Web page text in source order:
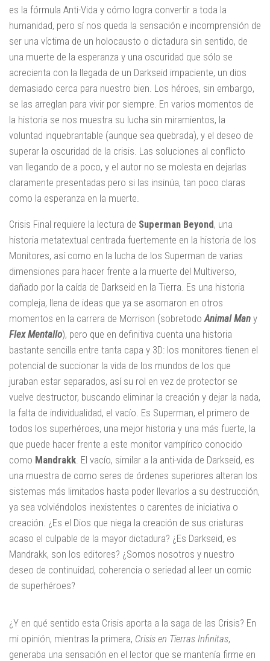
es la fórmula Anti-Vida y cómo logra convertir a toda la
humanidad, pero sí nos queda la sensación e incomprensión de
ser una víctima de un holocausto o dictadura sin sentido, de
una muerte de la esperanza y una oscuridad que sólo se
acrecienta con la llegada de un Darkseid impaciente, un dios
demasiado cerca para nuestro bien. Los héroes, sin embargo,
se las arreglan para vivir por siempre. En varios momentos de
la historia se nos muestra su lucha sin miramientos, la
voluntad inquebrantable (aunque sea quebrada), y el deseo de
superar la oscuridad de la crisis. Las soluciones al conflicto
van llegando de a poco, y el autor no se molesta en dejarlas
claramente presentadas pero si las insinúa, tan poco claras
como la esperanza en la muerte.
Crisis Final requiere la lectura de Superman Beyond, una
historia metatextual centrada fuertemente en la historia de los
Monitores, así como en la lucha de los Superman de varias
dimensiones para hacer frente a la muerte del Multiverso,
dañado por la caída de Darkseid en la Tierra. Es una historia
compleja, llena de ideas que ya se asomaron en otros
momentos en la carrera de Morrison (sobretodo Animal Man y
Flex Mentallo), pero que en definitiva cuenta una historia
bastante sencilla entre tanta capa y 3D: los monitores tienen el
potencial de succionar la vida de los mundos de los que
juraban estar separados, así su rol en vez de protector se
vuelve destructor, buscando eliminar la creación y dejar la nada,
la falta de individualidad, el vacío. Es Superman, el primero de
todos los superhéroes, una mejor historia y una más fuerte, la
que puede hacer frente a este monitor vampírico conocido
como Mandrakk . El vacío, similar a la anti-vida de Darkseid, es
una muestra de como seres de órdenes superiores alteran los
sistemas más limitados hasta poder llevarlos a su destrucción,
ya sea volviéndolos inexistentes o carentes de iniciativa o
creación. ¿Es el Dios que niega la creación de sus criaturas
acaso el culpable de la mayor dictadura? ¿Es Darkseid, es
Mandrakk, son los editores? ¿Somos nosotros y nuestro
deseo de continuidad, coherencia o seriedad al leer un comic
de superhéroes?
¿Y en qué sentido esta Crisis aporta a la saga de las Crisis? En
mi opinión, mientras la primera, Crisis en Tierras Infinitas,
generaba una sensación en el lector que se mantenía firme en